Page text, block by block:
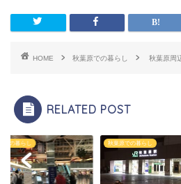
HOME 秋葉原での暮らし 秋葉原周
RELATED POST
での暮らし 秋葉原での暮らし